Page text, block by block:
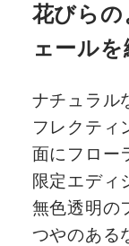
花びら
ェールを
ナチュラル
フレクティ
面にフロー
限定エディ
無色透明の
つやのある